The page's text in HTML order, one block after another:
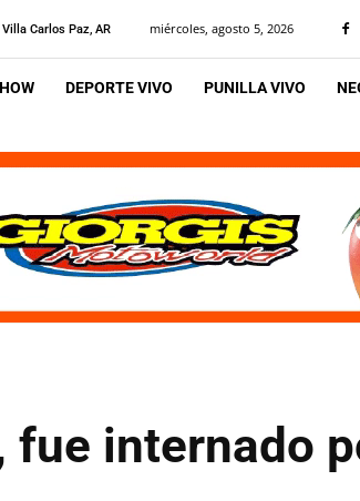
Villa Carlos Paz, AR miércoles, agosto 5, 2026
DEPORTE VIVO PUNILLA VIVO
fue internado